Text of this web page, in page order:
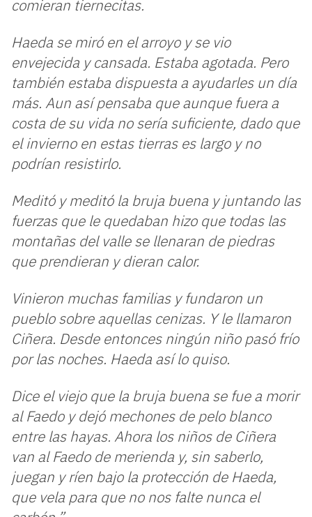
comieran tiernecitas.
Haeda se miró en el arroyo y se vio
envejecida y cansada. Estaba agotada. Pero
también estaba dispuesta a ayudarles un día
más. Aun así pensaba que aunque fuera a
costa de su vida no sería suficiente, dado que
el invierno en estas tierras es largo y no
podrían resistirlo.
Meditó y meditó la bruja buena y juntando las
fuerzas que le quedaban hizo que todas las
montañas del valle se llenaran de piedras
que prendieran y dieran calor.
Vinieron muchas familias y fundaron un
pueblo sobre aquellas cenizas. Y le llamaron
Ciñera. Desde entonces ningún niño pasó frío
por las noches. Haeda así lo quiso.
Dice el viejo que la bruja buena se fue a morir
al Faedo y dejó mechones de pelo blanco
entre las hayas. Ahora los niños de Ciñera
van al Faedo de merienda y, sin saberlo,
juegan y ríen bajo la protección de Haeda,
que vela para que no nos falte nunca el